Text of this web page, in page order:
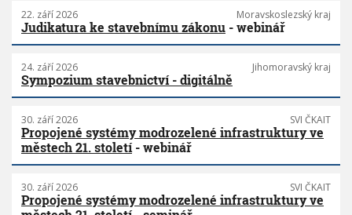
22. září 2026 Moravskoslezský kraj
Judikatura ke stavebnímu zákonu - webinář
24. září 2026 Jihomoravský kraj
Sympozium stavebnictví - digitálně
30. září 2026 SVI ČKAIT
Propojené systémy modrozelené infrastruktury ve
městech 21. století- webinář
30. září 2026 SVI ČKAIT
Propojené systémy modrozelené infrastruktury ve